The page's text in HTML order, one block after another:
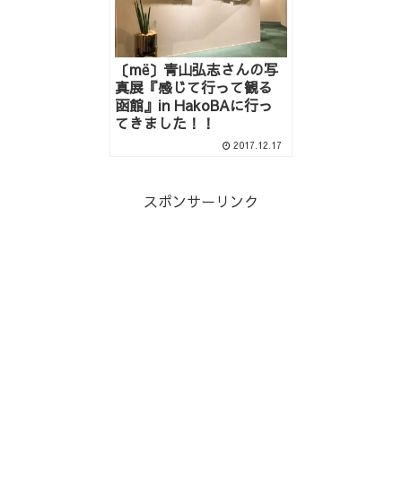
〔më〕青山弘志さんの写
真展『感じて行って観る
函館』in HakoBAに行っ
てきました！！
2017.12.17
スポンサーリンク